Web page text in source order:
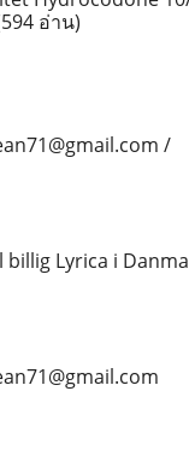
อ่าน)
/
billig Lyrica i